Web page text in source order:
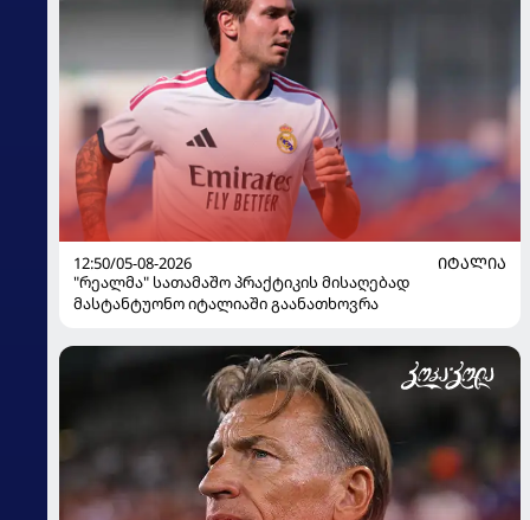
12:50/05-08-2026
ᲘᲢᲐᲚᲘᲐ
"რეალმა" სათამაშო პრაქტიკის მისაღებად
მასტანტუონო იტალიაში გაანათხოვრა